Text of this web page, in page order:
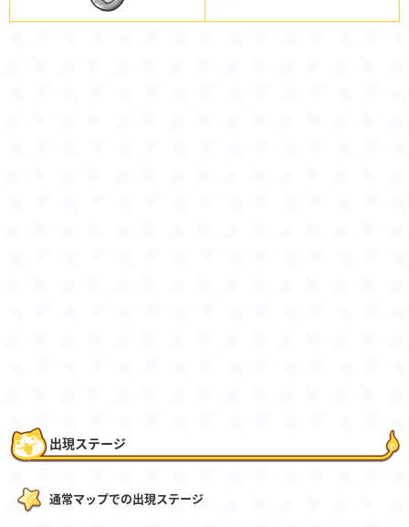
出現ステージ
通常マップでの出現ステージ